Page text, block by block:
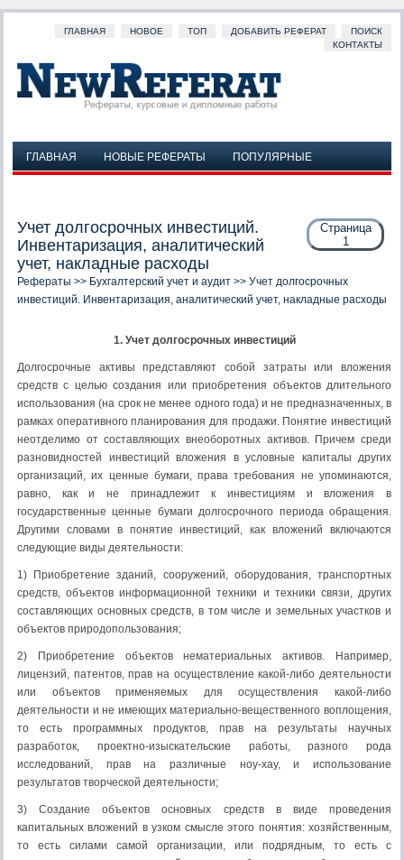
ГЛАВНАЯ НОВОЕ ТОП ДОБАВИТЬ РЕФЕРАТ
ПОИСК
КОНТАКТЫ
ГЛАВНАЯ НОВЫЕ РЕФЕРАТЫ
ПОПУЛЯРНЫЕ
Страница
1
Учет долгосрочных инвестиций.
Инвентаризация, аналитический
учет, накладные расходы
Рефераты >> Бухгалтерский учет и аудит >> Учет долгосрочных
инвестиций. Инвентаризация, аналитический учет, накладные расходы
1. Учет долгосрочных инвестиций
Долгосрочные активы представляют собой затраты или вложения
средств с целью создания или приобретения объектов длительного
использования (на срок не менее одного года) и не предназначенных, в
рамках оперативного планирования для продажи. Понятие инвестиций
неотделимо от составляющих внеоборотных активов. Причем среди
разновидностей инвестиций вложения в условные капиталы других
организаций, их ценные бумаги, права требования не упоминаются,
равно, как и не принадлежит к инвестициям и вложения в
государственные ценные бумаги долгосрочного периода обращения.
Другими словами в понятие инвестиций, как вложений включаются
следующие виды деятельности:
1) Приобретение зданий, сооружений, оборудования, транспортных
средств, объектов информационной техники и техники связи, других
составляющих основных средств, в том числе и земельных участков и
объектов природопользования;
2) Приобретение объектов нематериальных активов. Например,
лицензий, патентов, прав на осуществление какой-либо деятельности
или объектов применяемых для осуществления какой-либо
деятельности и не имеющих материально-вещественного воплощения,
то есть программных продуктов, прав на результаты научных
разработок, проектно-изыскательские работы, разного рода
исследований, прав на различные ноу-хау, и использование
результатов творческой деятельности;
3) Создание объектов основных средств в виде проведения
капитальных вложений в узком смысле этого понятия: хозяйственным,
то есть силами самой организации, или подрядным, то есть с